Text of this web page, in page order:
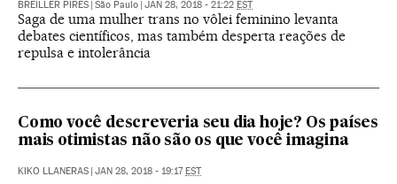
BREILLER PIRES São Paulo JAN 28, 2018 - 21:22 EST
Saga de uma mulher trans no vôlei feminino levanta
debates científicos, mas também desperta reações de
repulsa e intolerância
Como você descreveria seu dia hoje? Os países
mais otimistas não são os que você imagina
KIKO LLANERAS JAN 28, 2018 - 19:17 EST